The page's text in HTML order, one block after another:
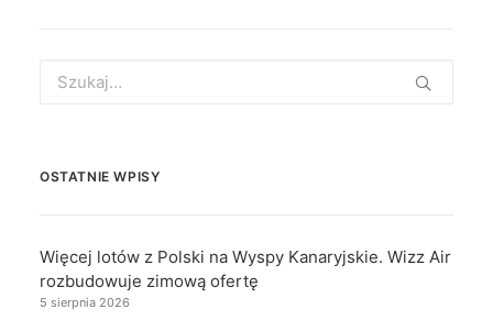
for:
OSTATNIE WPISY
Więcej lotów z Polski na Wyspy Kanaryjskie. Wizz Air
rozbudowuje zimową ofertę
5 sierpnia 2026